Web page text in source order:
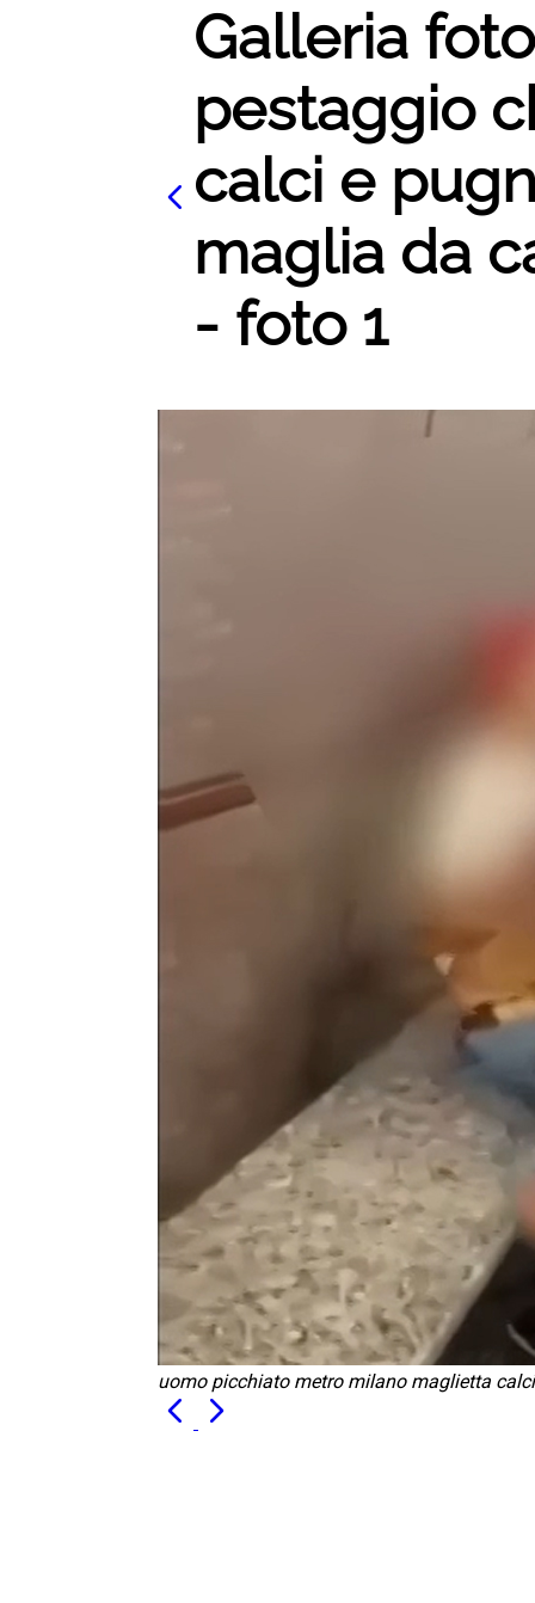
Galleria
pestaggio
calci e
maglia da
- foto 1
uomo picchiato metro milano maglietta